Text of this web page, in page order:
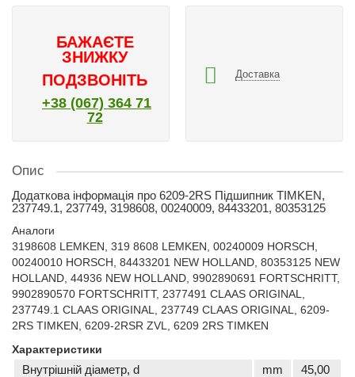
БАЖАЄТЕ
ЗНИЖКУ
ПОДЗВОНІТЬ
+38 (067) 364 71
72
Доставка
Опис
Додаткова інформація про 6209-2RS Підшипник TIMKEN,
237749.1, 237749, 3198608, 00240009, 84433201, 80353125
Аналоги
3198608 LEMKEN, 319 8608 LEMKEN, 00240009 HORSCH,
00240010 HORSCH, 84433201 NEW HOLLAND, 80353125 NEW
HOLLAND, 44936 NEW HOLLAND, 9902890691 FORTSCHRITT,
9902890570 FORTSCHRITT, 2377491 CLAAS ORIGINAL,
237749.1 CLAAS ORIGINAL, 237749 CLAAS ORIGINAL, 6209-
2RS TIMKEN, 6209-2RSR ZVL, 6209 2RS TIMKEN
Характеристики
Внутрішній діаметр, d mm
45,00